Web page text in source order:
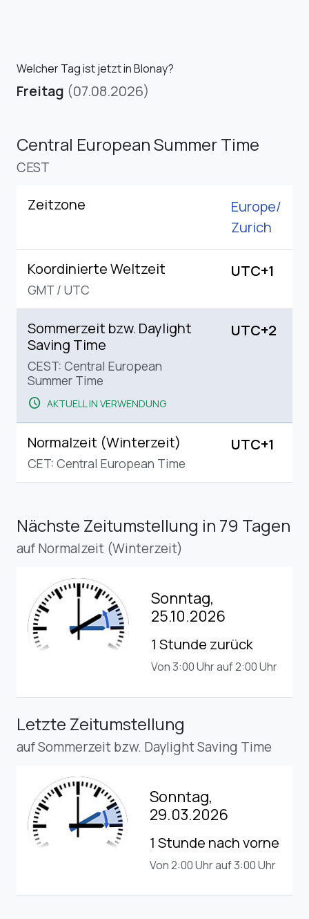
Welcher Tag ist jetzt in Blonay?
Freitag (07.08.2026)
Central European Summer Time
CEST
Zeitzone
Europe/
Zurich
Koordinierte Weltzeit
GMT / UTC
UTC+1
Sommerzeit bzw. Daylight
Saving Time
CEST: Central European
Summer Time
schedule AKTUELL IN VERWENDUNG
UTC+2
Normalzeit (Winterzeit)
CET: Central European Time
UTC+1
Nächste Zeitumstellung in 79 Tagen
auf Normalzeit (Winterzeit)
Sonntag,
25.10.2026
1 Stunde zurück
Von 3:00 Uhr auf 2:00 Uhr
Letzte Zeitumstellung
auf Sommerzeit bzw. Daylight Saving Time
Sonntag,
29.03.2026
1 Stunde nach vorne
Von 2:00 Uhr auf 3:00 Uhr